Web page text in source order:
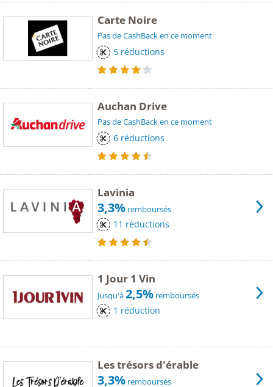
Carte Noire
Pas de CashBack en ce moment
5 réductions
Auchan Drive
Pas de CashBack en ce moment
6 réductions
Lavinia
3,3% remboursés
11 réductions
1 Jour 1 Vin
Jusqu'à2,5% remboursés
1 réduction
Les trésors d'érable
3,3% remboursés